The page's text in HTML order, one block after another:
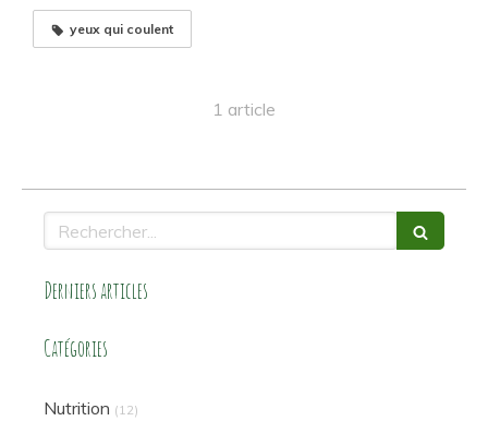
yeux qui coulent
1 article
Rechercher
Derniers articles
Catégories
Nutrition (12)